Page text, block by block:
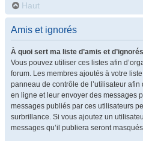
Haut
Amis et ignorés
À quoi sert ma liste d’amis et
Vous pouvez utiliser ces listes afin
forum. Les membres ajoutés à votre
panneau de contrôle de l’utilisateur
en ligne et leur envoyer des messages
messages publiés par ces utilisateurs
surbrillance. Si vous ajoutez un
messages qu’il publiera seront